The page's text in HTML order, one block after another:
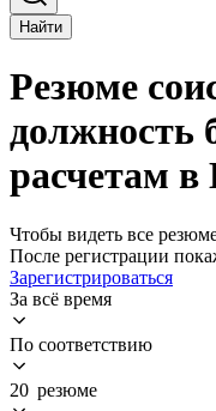
Найти
Резюме
должность
расчетам в
Чтобы видеть все
После регистрации
Зарегистрироваться
За всё время
По соответствию
20 резюме